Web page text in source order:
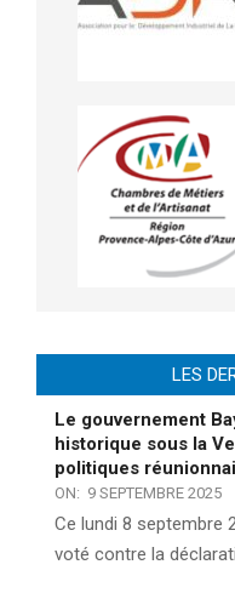
LES
Le gouvernement
historique sous la
politiques
ON: 9 SEPTEMBRE 2025
Ce lundi 8 septembre
voté contre la